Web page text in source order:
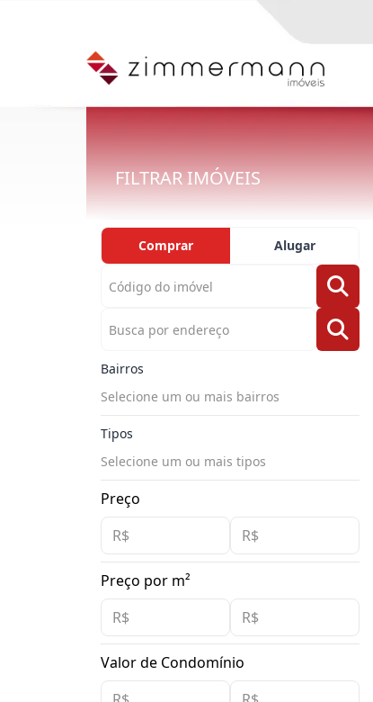
FILTRAR IMÓVEIS
Comprar Alugar
Bairros
Selecione um ou mais bairros
Tipos
Selecione um ou mais tipos
Preço
Preço por m²
Valor de Condomínio